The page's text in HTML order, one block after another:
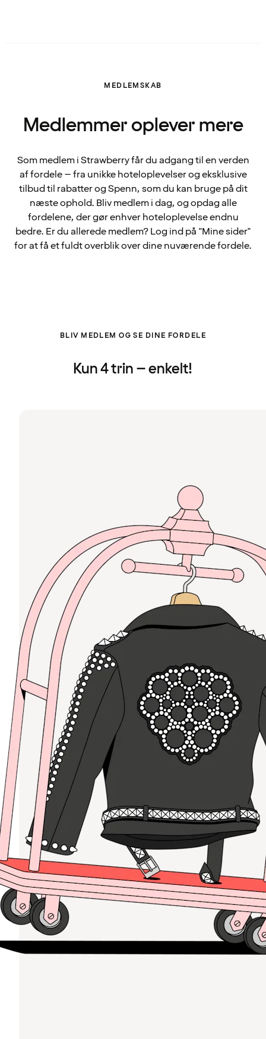
MEDLEMSKAB
Medlemmer oplever mere
Som medlem i Strawberry får du adgang til en verden
af fordele – fra unikke hoteloplevelser og eksklusive
tilbud til rabatter og Spenn, som du kan bruge på dit
næste ophold. Bliv medlem i dag, og opdag alle
fordelene, der gør enhver hoteloplevelse endnu
bedre. Er du allerede medlem? Log ind på "Mine sider"
for at få et fuldt overblik over dine nuværende fordele.
BLIV MEDLEM OG SE DINE FORDELE
Kun 4 trin – enkelt!